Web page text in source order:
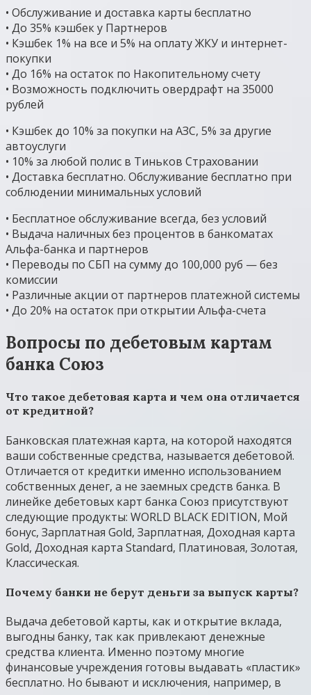
• Обслуживание и доставка карты бесплатно
• До 35% кэшбек у Партнеров
• Кэшбек 1% на все и 5% на оплату ЖКУ и интернет-
покупки
• До 16% на остаток по Накопительному счету
• Возможность подключить овердрафт на 35000
рублей
• Кэшбек до 10% за покупки на АЗС, 5% за другие
автоуслуги
• 10% за любой полис в Тиньков Страховании
• Доставка бесплатно. Обслуживание бесплатно при
соблюдении минимальных условий
• Бесплатное обслуживание всегда, без условий
• Выдача наличных без процентов в банкоматах
Альфа-банка и партнеров
• Переводы по СБП на сумму до 100,000 руб — без
комиссии
• Различные акции от партнеров платежной системы
• До 20% на остаток при открытии Альфа-счета
Вопросы по дебетовым картам
банка Союз
Что такое дебетовая карта и чем она отличается
от кредитной?
Банковская платежная карта, на которой находятся
ваши собственные средства, называется дебетовой.
Отличается от кредитки именно использованием
собственных денег, а не заемных средств банка. В
линейке дебетовых карт банка Союз присутствуют
следующие продукты: WORLD BLACK EDITION, Мой
бонус, Зарплатная Gold, Зарплатная, Доходная карта
Gold, Доходная карта Standard, Платиновая, Золотая,
Классическая.
Почему банки не берут деньги за выпуск карты?
Выдача дебетовой карты, как и открытие вклада,
выгодны банку, так как привлекают денежные
средства клиента. Именно поэтому многие
финансовые учреждения готовы выдавать «пластик»
бесплатно. Но бывают и исключения, например, в